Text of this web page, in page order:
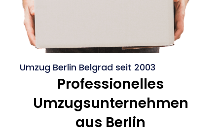
Umzug Berlin Belgrad seit 2003
Professionelles
Umzugsunternehmen
aus Berlin